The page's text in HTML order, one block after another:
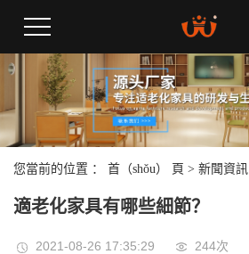
您當前的位置 ： 首（shǒu） 頁 > 新聞資訊
適老化家具有哪些細節？
2021-08-26 17:35:29 244次